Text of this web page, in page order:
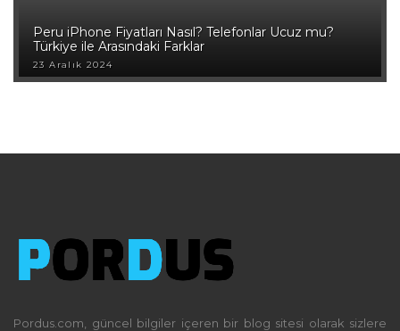
Peru iPhone Fiyatları Nasıl? Telefonlar Ucuz mu?
Türkiye ile Arasındaki Farklar
23 Aralık 2024
Pordus.com, güncel bilgiler içeren bir blog sitesi olarak sizlere